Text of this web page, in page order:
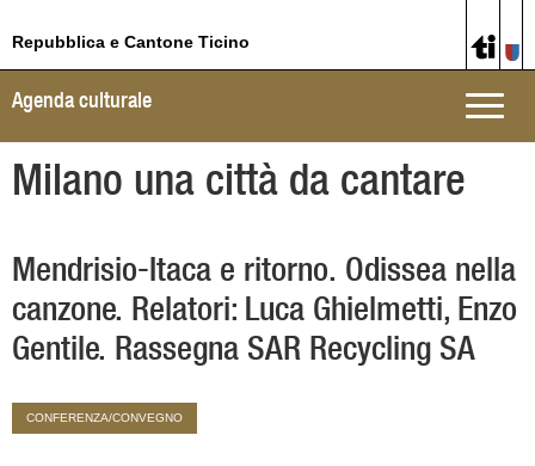
Repubblica e Cantone Ticino
Toggle
Agenda culturale
Milano una città da cantare
Mendrisio-Itaca e ritorno. Odissea nella
canzone. Relatori: Luca Ghielmetti, Enzo
Gentile. Rassegna SAR Recycling SA
CONFERENZA/CONVEGNO